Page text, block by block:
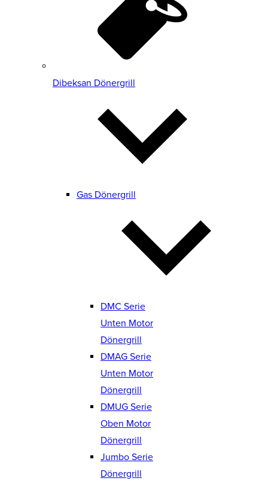
Dibeksan Dönergrill
Gas Dönergrill
DMC Serie
Unten Motor
Dönergrill
DMAG Serie
Unten Motor
Dönergrill
DMUG Serie
Oben Motor
Dönergrill
Jumbo Serie
Dönergrill